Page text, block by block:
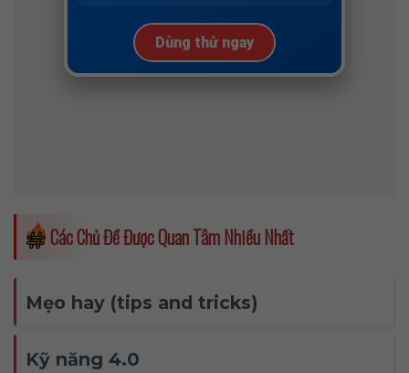
Các Chủ Đề Được Quan Tâm Nhiều Nhất
Mẹo hay (tips and tricks)
Kỹ năng 4.0